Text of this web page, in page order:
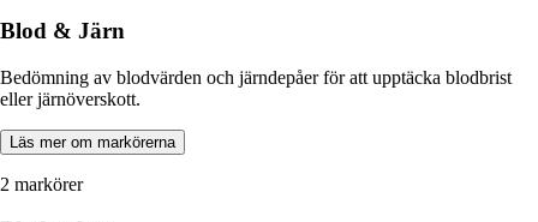
Blod & Järn
Bedömning av blodvärden och järndepåer för att upptäcka blodbrist
eller järnöverskott.
Läs mer om markörerna
2 markörer